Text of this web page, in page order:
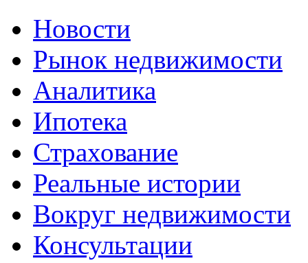
Новости
Рынок недвижимости
Аналитика
Ипотека
Страхование
Реальные истории
Вокруг недвижимости
Консультации